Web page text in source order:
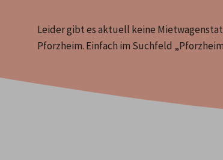
Leider gibt es aktuell keine
Pforzheim. Einfach im Suchfeld